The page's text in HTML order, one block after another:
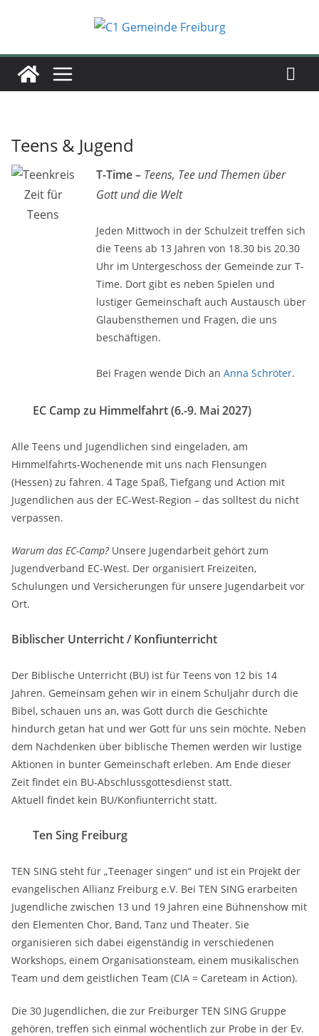
Teens & Jugend
Zeit für
Teens
T-Time – Teens, Tee und Themen über
Gott und die Welt
Jeden Mittwoch in der Schulzeit treffen sich
die Teens ab 13 Jahren von 18.30 bis 20.30
Uhr im Untergeschoss der Gemeinde zur T-
Time. Dort gibt es neben Spielen und
lustiger Gemeinschaft auch Austausch über
Glaubensthemen und Fragen, die uns
beschäftigen.
Bei Fragen wende Dich an Anna Schröter.
EC Camp zu Himmelfahrt (6.-9. Mai 2027)
Alle Teens und Jugendlichen sind eingeladen, am
Himmelfahrts-Wochenende mit uns nach Flensungen
(Hessen) zu fahren. 4 Tage Spaß, Tiefgang und Action mit
Jugendlichen aus der EC-West-Region – das solltest du nicht
verpassen.
Warum das EC-Camp?Unsere Jugendarbeit gehört zum
Jugendverband EC-West. Der organisiert Freizeiten,
Schulungen und Versicherungen für unsere Jugendarbeit vor
Ort.
Biblischer Unterricht / Konfiunterricht
Der Biblische Unterricht (BU) ist für Teens von 12 bis 14
Jahren. Gemeinsam gehen wir in einem Schuljahr durch die
Bibel, schauen uns an, was Gott durch die Geschichte
hindurch getan hat und wer Gott für uns sein möchte. Neben
dem Nachdenken über biblische Themen werden wir lustige
Aktionen in bunter Gemeinschaft erleben. Am Ende dieser
Zeit findet ein BU-Abschlussgottesdienst statt.
Aktuell findet kein BU/Konfiunterricht statt.
Ten Sing Freiburg
TEN SING steht für „Teenager singen“ und ist ein Projekt der
evangelischen Allianz Freiburg e.V. Bei TEN SING erarbeiten
Jugendliche zwischen 13 und 19 Jahren eine Bühnenshow mit
den Elementen Chor, Band, Tanz und Theater. Sie
organisieren sich dabei eigenständig in verschiedenen
Workshops, einem Organisationsteam, einem musikalischen
Team und dem geistlichen Team (CIA = Careteam in Action).
Die 30 Jugendlichen, die zur Freiburger TEN SING Gruppe
gehören, treffen sich einmal wöchentlich zur Probe in der Ev.